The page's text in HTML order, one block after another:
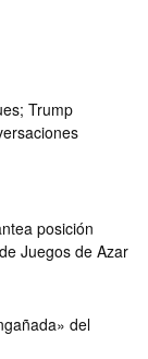
Trump
posición
Juegos de Azar
del